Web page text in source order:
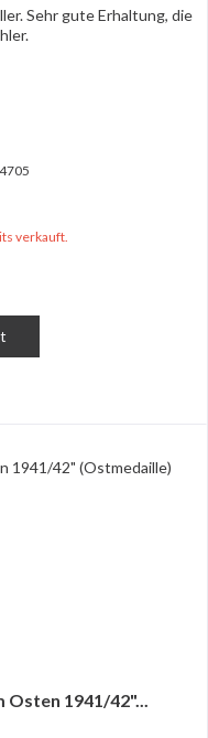
Sehr gute Erhaltung, die
verkauft.
1941/42"...